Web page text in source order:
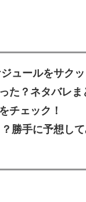
ュールをサクッ
た？ネタバレま
チェック！
勝手に予想して